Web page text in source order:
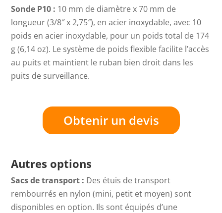
Sonde P10 : 10 mm de diamètre x 70 mm de
longueur (3/8″ x 2,75″), en acier inoxydable, avec 10
poids en acier inoxydable, pour un poids total de 174
g (6,14 oz). Le système de poids flexible facilite l’accès
au puits et maintient le ruban bien droit dans les
puits de surveillance.
Obtenir un devis
Autres options
Sacs de transport : Des étuis de transport
rembourrés en nylon (mini, petit et moyen) sont
disponibles en option. Ils sont équipés d’une